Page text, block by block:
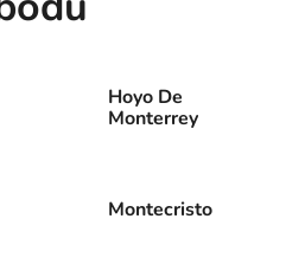
Hoyo De
Monterrey
Montecristo